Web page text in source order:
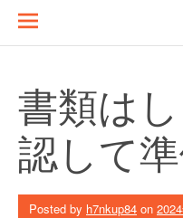
書類は
認して
Posted by h7nkup84 on